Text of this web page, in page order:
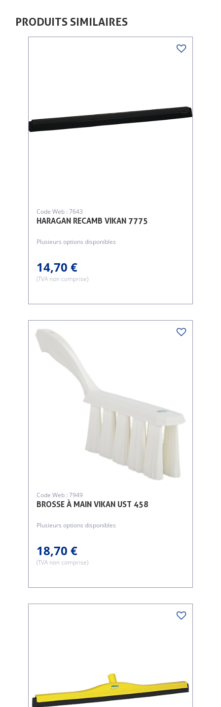
PRODUITS SIMILAIRES
HARAGAN RECAMB VIKAN 7775
Code Web : 7643
Plusieurs options disponibles
14,70 €
(TVA non comprise)
BROSSE À MAIN VIKAN UST 458
Code Web : 7949
Plusieurs options disponibles
18,70 €
(TVA non comprise)